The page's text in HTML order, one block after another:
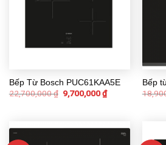
Bếp Từ Bosch PUC61KAA5E
22,700,000₫ 9,700,000₫
Bếp